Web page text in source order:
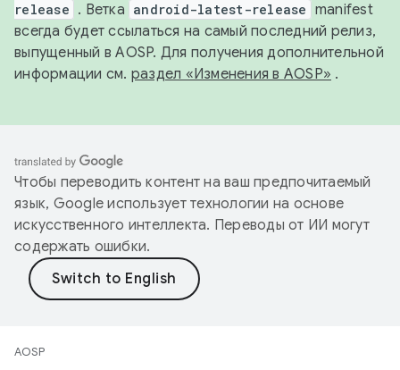
release . Ветка android-latest-release manifest
всегда будет ссылаться на самый последний релиз,
выпущенный в AOSP. Для получения дополнительной
информации см. раздел «Изменения в AOSP» .
Чтобы переводить контент на ваш предпочитаемый
язык, Google использует технологии на основе
искусственного интеллекта. Переводы от ИИ могут
содержать ошибки.
AOSP